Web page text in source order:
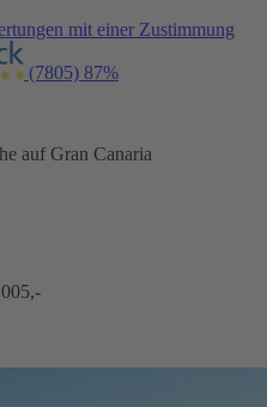
mit einer Zustimmung
(7805) 87%
auf Gran Canaria